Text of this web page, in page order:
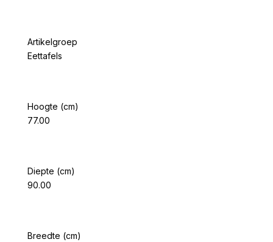
Artikelgroep
Eettafels
Hoogte (cm)
77.00
Diepte (cm)
90.00
Breedte (cm)